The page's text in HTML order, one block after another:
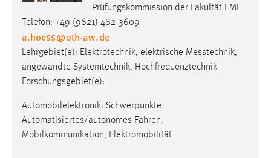
Prüfungskommission der Fakultät EMI
Telefon: +49 (9621) 482-3609
a.hoess@oth-aw.de
Lehrgebiet(e): Elektro­tech­nik, elek­trische Mess­technik,
angewandte Systemtechnik, Hochfrequenztechnik
Forschungsgebiet(e):
Automobilelektronik: Schwerpunkte
Automatisiertes/autonomes Fahren,
Mobilkommunikation, Elektromobilität